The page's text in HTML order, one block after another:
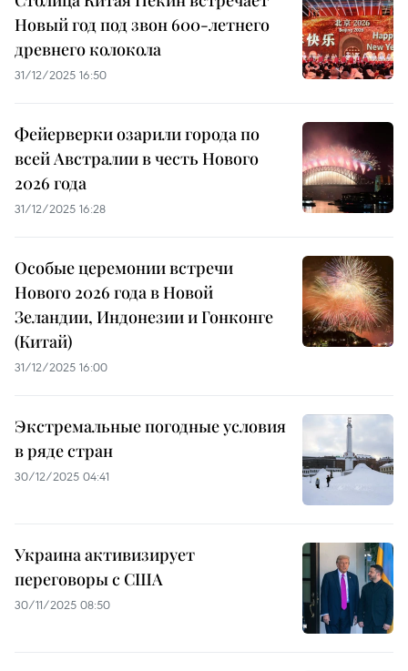
Новый год под звон 600-летнего
древнего колокола
31/12/2025 16:50
Фейерверки озарили города по
всей Австралии в честь Нового
2026 года
31/12/2025 16:28
Особые церемонии встречи
Нового 2026 года в Новой
Зеландии, Индонезии и Гонконге
(Китай)
31/12/2025 16:00
Экстремальные погодные условия
в ряде стран
30/12/2025 04:41
Украина активизирует
переговоры с США
30/11/2025 08:50